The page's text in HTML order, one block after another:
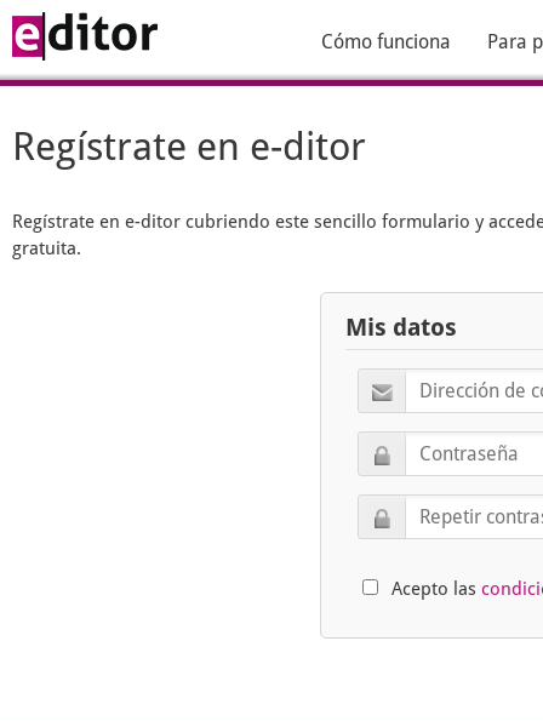
Cómo funciona Para
Regístrate en e-ditor
Regístrate en e-ditor cubriendo este sencillo formulario y
gratuita.
Mis datos
Acepto las